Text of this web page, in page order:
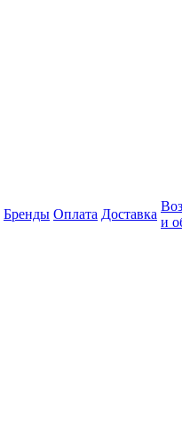
Бренды Оплата Доставка
и